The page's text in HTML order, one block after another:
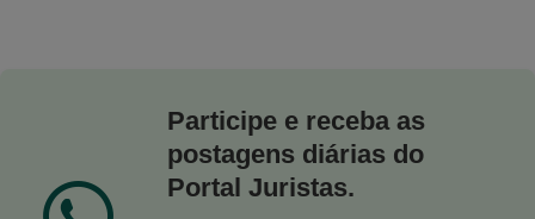
Participe e receba as
postagens diárias do
Portal Juristas.